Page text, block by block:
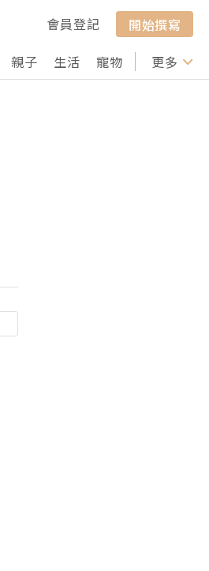
會員登記
開始撰寫
親子 生活 寵物 行山 打卡
更多